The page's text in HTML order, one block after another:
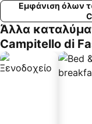
Εμφάνιση όλων
Άλλα
Campitello di